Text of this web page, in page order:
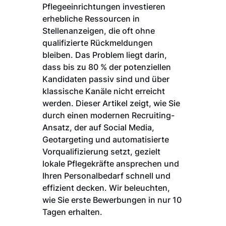
Pflegeeinrichtungen investieren
erhebliche Ressourcen in
Stellenanzeigen, die oft ohne
qualifizierte Rückmeldungen
bleiben. Das Problem liegt darin,
dass bis zu 80 % der potenziellen
Kandidaten passiv sind und über
klassische Kanäle nicht erreicht
werden. Dieser Artikel zeigt, wie Sie
durch einen modernen Recruiting-
Ansatz, der auf Social Media,
Geotargeting und automatisierte
Vorqualifizierung setzt, gezielt
lokale Pflegekräfte ansprechen und
Ihren Personalbedarf schnell und
effizient decken. Wir beleuchten,
wie Sie erste Bewerbungen in nur 10
Tagen erhalten.